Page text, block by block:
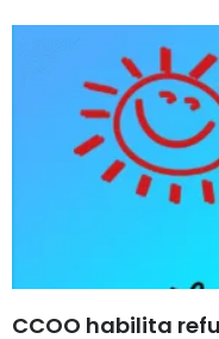
CCOO habilita